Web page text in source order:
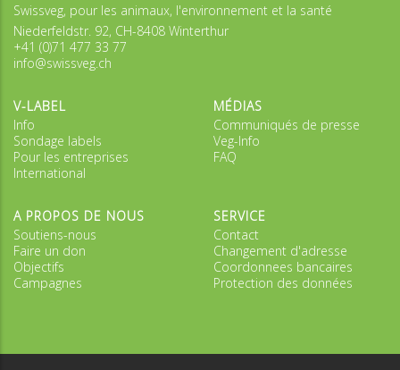
Swissveg, pour les animaux, l'environnement et la santé
Niederfeldstr. 92, CH-8408 Winterthur
+41 (0)71 477 33 77
info@swissveg.ch
V-LABEL
Info
Sondage labels
Pour les entreprises
International
MÉDIAS
Communiqués de presse
Veg-Info
FAQ
A PROPOS DE NOUS
Soutiens-nous
Faire un don
Objectifs
Campagnes
SERVICE
Contact
Changement d'adresse
Coordonnees bancaires
Protection des données